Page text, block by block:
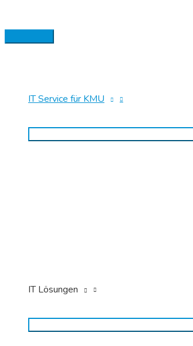
IT Service für KMU
IT Lösungen